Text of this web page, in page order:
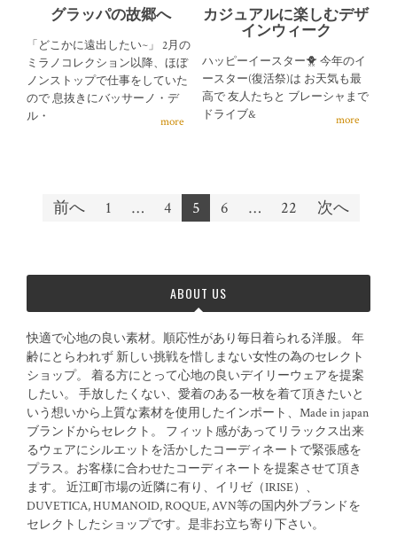
グラッパの故郷へ
「どこかに遠出したい~」 2月の
ミラノコレクション以降、ほぼ
ノンストップで仕事をしていた
ので 息抜きにバッサーノ・デ
ル・
more
カジュアルに楽しむデザ
インウィーク
ハッピーイースター🐥 今年のイ
ースター(復活祭)は お天気も最
高で 友人たちと ブレーシャまで
ドライブ&
more
投稿ナビゲーション
前へ 1 … 4 5 6 … 22 次へ
ABOUT US
快適で心地の良い素材。順応性があり毎日着られる洋服。 年
齢にとらわれず 新しい挑戦を惜しまない女性の為のセレクト
ショップ。 着る方にとって心地の良いデイリーウェアを提案
したい。 手放したくない、愛着のある一枚を着て頂きたいと
いう想いから上質な素材を使用したインポート、Made in japan
ブランドからセレクト。 フィット感があってリラックス出来
るウェアにシルエットを活かしたコーディネートで緊張感を
プラス。お客様に合わせたコーディネートを提案させて頂き
ます。 近江町市場の近隣に有り、イリゼ（IRISE）、
DUVETICA, HUMANOID, ROQUE, AVN等の国内外ブランドを
セレクトしたショップです。是非お立ち寄り下さい。